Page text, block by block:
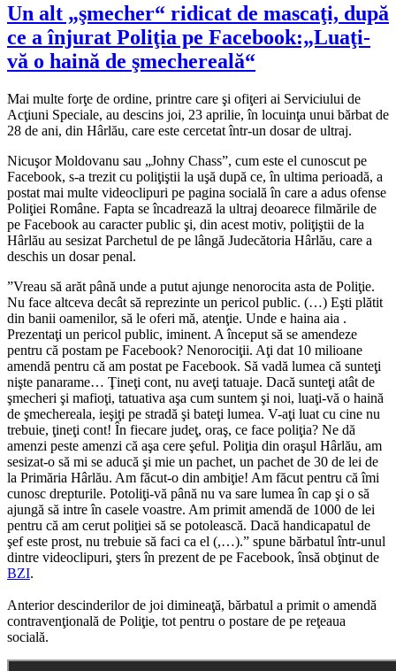
Un alt „şmecher“ ridicat de mascaţi, după
ce a înjurat Poliţia pe Facebook:„Luaţi-
vă o haină de şmechereală“
Mai multe forţe de ordine, printre care şi ofiţeri ai Serviciului de
Acţiuni Speciale, au descins joi, 23 aprilie, în locuinţa unui bărbat de
28 de ani, din Hârlău, care este cercetat într-un dosar de ultraj.
Nicuşor Moldovanu sau „Johny Chass”, cum este el cunoscut pe
Facebook, s-a trezit cu poliţiştii la uşă după ce, în ultima perioadă, a
postat mai multe videoclipuri pe pagina socială în care a adus ofense
Poliţiei Române. Fapta se încadrează la ultraj deoarece filmările de
pe Facebook au caracter public şi, din acest motiv, poliţiştii de la
Hârlău au sesizat Parchetul de pe lângă Judecătoria Hârlău, care a
deschis un dosar penal.
”Vreau să arăt până unde a putut ajunge nenorocita asta de Poliţie.
Nu face altceva decât să reprezinte un pericol public. (…) Eşti plătit
din banii oamenilor, să le oferi mă, atenţie. Unde e haina aia .
Prezentaţi un pericol public, iminent. A început să se amendeze
pentru că postam pe Facebook? Nenorociţii. Aţi dat 10 milioane
amendă pentru că am postat pe Facebook. Să vadă lumea că sunteţi
nişte panarame… Ţineţi cont, nu aveţi tatuaje. Dacă sunteţi atât de
şmecheri şi mafioţi, tatuativa aşa cum suntem şi noi, luaţi-vă o haină
de şmechereala, ieşiţi pe stradă şi bateţi lumea. V-aţi luat cu cine nu
trebuie, ţineţi cont! În fiecare judeţ, oraş, ce face poliţia? Ne dă
amenzi peste amenzi că aşa cere şeful. Poliţia din oraşul Hârlău, am
sesizat-o să mi se aducă şi mie un pachet, un pachet de 30 de lei de
la Primăria Hârlău. Am făcut-o din ambiţie! Am făcut pentru că îmi
cunosc drepturile. Potoliţi-vă până nu va sare lumea în cap şi o să
ajungă să intre în casele voastre. Am primit amendă de 1000 de lei
pentru că am cerut poliţiei să se potolească. Dacă handicapatul de
şef este prost, nu trebuie să faci ca el (,…).” spune bărbatul într-unul
dintre videoclipuri, şters în prezent de pe Facebook, însă obţinut de
BZI.
Anterior descinderilor de joi dimineaţă, bărbatul a primit o amendă
contravenţională de Poliţie, tot pentru o postare de pe reţeaua
socială.